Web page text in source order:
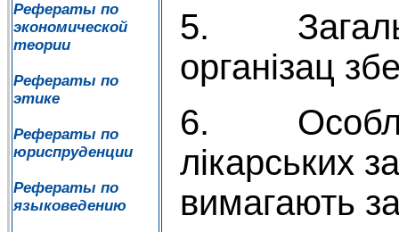
Рефераты по
экономической
теории
Рефераты по
этике
Рефераты по
юриспруденции
Рефераты по
языковедению
5.
організац
6.
лікарських
вимагають